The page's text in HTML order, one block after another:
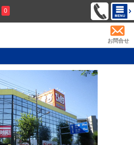
0
お問合せ